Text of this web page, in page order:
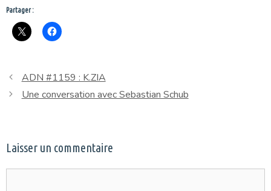
Partager :
ADN #1159 : K.ZIA
Une conversation avec Sebastian Schub
Laisser un commentaire